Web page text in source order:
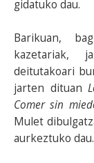
gidatuko dau.
Barikuan,
kazetariak,
deitutakoari
jarten dituan
Comer sin
Mulet
aurkeztuko dau.